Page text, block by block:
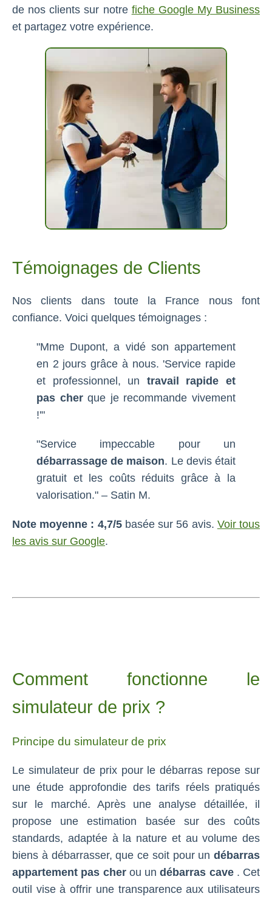
de nos clients sur notre fiche Google My Business
et partagez votre expérience.
Témoignages de Clients
Nos clients dans toute la France nous font
confiance. Voici quelques témoignages :
"Mme Dupont, a vidé son appartement
en 2 jours grâce à nous. 'Service rapide
et professionnel, un travail rapide et
pas cherque je recommande vivement
!'"
"Service impeccable pour un
débarrassage de maison. Le devis était
gratuit et les coûts réduits grâce à la
valorisation." – Satin M.
Note moyenne : 4,7/5basée sur 56 avis. Voir tous
les avis sur Google.
Comment fonctionne le
simulateur de prix ?
Principe du simulateur de prix
Le simulateur de prix pour le débarras repose sur
une étude approfondie des tarifs réels pratiqués
sur le marché. Après une analyse détaillée, il
propose une estimation basée sur des coûts
standards, adaptée à la nature et au volume des
biens à débarrasser, que ce soit pour un débarras
appartement pas cherou undébarras cave . Cet
outil vise à offrir une transparence aux utilisateurs